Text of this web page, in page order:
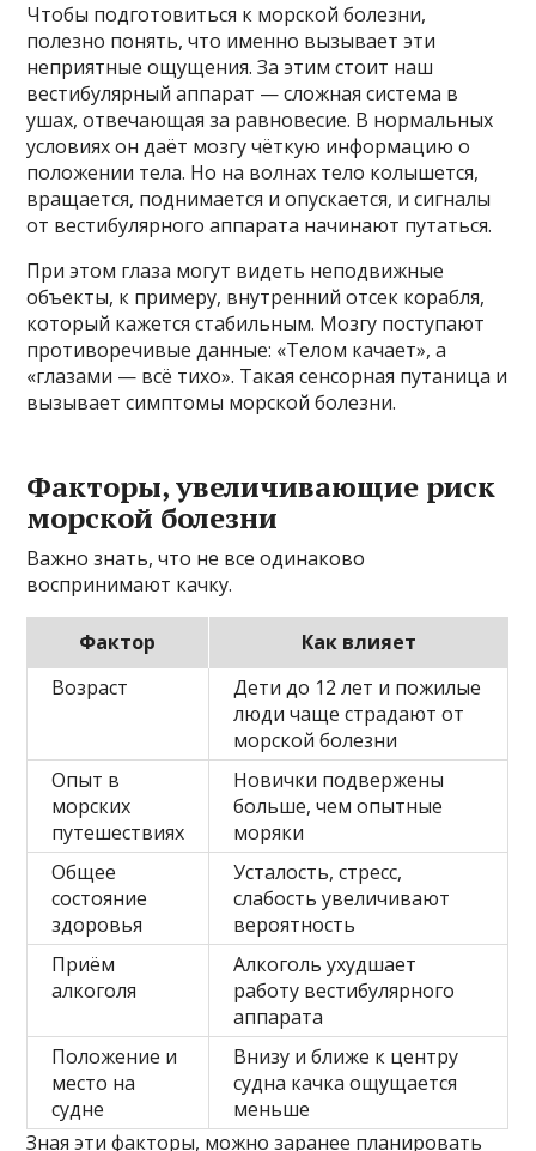
Чтобы подготовиться к морской болезни,
полезно понять, что именно вызывает эти
неприятные ощущения. За этим стоит наш
вестибулярный аппарат — сложная система в
ушах, отвечающая за равновесие. В нормальных
условиях он даёт мозгу чёткую информацию о
положении тела. Но на волнах тело колышется,
вращается, поднимается и опускается, и сигналы
от вестибулярного аппарата начинают путаться.
При этом глаза могут видеть неподвижные
объекты, к примеру, внутренний отсек корабля,
который кажется стабильным. Мозгу поступают
противоречивые данные: «Телом качает», а
«глазами — всё тихо». Такая сенсорная путаница и
вызывает симптомы морской болезни.
Факторы, увеличивающие риск
морской болезни
Важно знать, что не все одинаково
воспринимают качку.
Фактор
Как влияет
Возраст
Дети до 12 лет и пожилые
люди чаще страдают от
морской болезни
Опыт в
морских
путешествиях
Новички подвержены
больше, чем опытные
моряки
Общее
состояние
здоровья
Усталость, стресс,
слабость увеличивают
вероятность
Приём
алкоголя
Алкоголь ухудшает
работу вестибулярного
аппарата
Положение и
место на
судне
Внизу и ближе к центру
судна качка ощущается
меньше
Зная эти факторы, можно заранее планировать